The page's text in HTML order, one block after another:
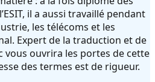
il a aussi travaillé pendant
les télécoms et les
Expert de la traduction et de
vous ouvrira les portes de cette
des termes est de rigueur.